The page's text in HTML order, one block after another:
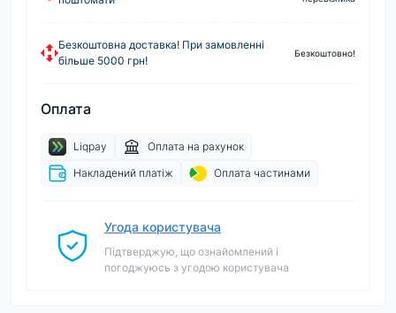
Безкоштовна доставка! При замовленні
більше 5000 грн!
Безкоштовно!
Оплата
Liqpay
Оплата на рахунок
Накладений платіж
Оплата частинами
Угода користувача
Підтверджую, що ознайомлений і
погоджуюсь з угодою користувача